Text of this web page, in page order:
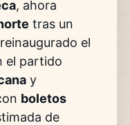
, ahora
tras un
el
el partido
y
boletos
de